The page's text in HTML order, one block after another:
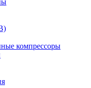
компрессоры